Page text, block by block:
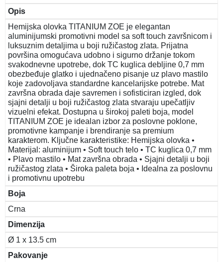
Opis
Hemijska olovka TITANIUM ZOE je elegantan
aluminijumski promotivni model sa soft touch završnicom i
luksuznim detaljima u boji ružičastog zlata. Prijatna
površina omogućava udobno i sigurno držanje tokom
svakodnevne upotrebe, dok TC kuglica debljine 0,7 mm
obezbeđuje glatko i ujednačeno pisanje uz plavo mastilo
koje zadovoljava standardne kancelarijske potrebe. Mat
završna obrada daje savremen i sofisticiran izgled, dok
sjajni detalji u boji ružičastog zlata stvaraju upečatljiv
vizuelni efekat. Dostupna u širokoj paleti boja, model
TITANIUM ZOE je idealan izbor za poslovne poklone,
promotivne kampanje i brendiranje sa premium
karakterom. Ključne karakteristike: Hemijska olovka •
Materijal: aluminijum • Soft touch telo • TC kuglica 0,7 mm
• Plavo mastilo • Mat završna obrada • Sjajni detalji u boji
ružičastog zlata • Široka paleta boja • Idealna za poslovnu
i promotivnu upotrebu
Boja
Crna
Dimenzija
Ø 1 x 13.5 cm
Pakovanje